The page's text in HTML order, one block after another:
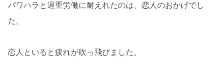
パワハラと過重労働に耐えれたのは、恋人のおかげでし
た。
恋人といると疲れが吹っ飛びました。